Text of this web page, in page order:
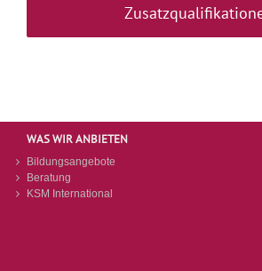
WAS WIR ANBIETEN
Bildungsangebote
Beratung
KSM International